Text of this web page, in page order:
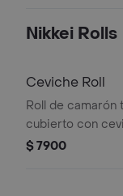
Nikkei Rolls
Ceviche Roll
Roll de camarón
cubierto con
cebolla.
$ 7900